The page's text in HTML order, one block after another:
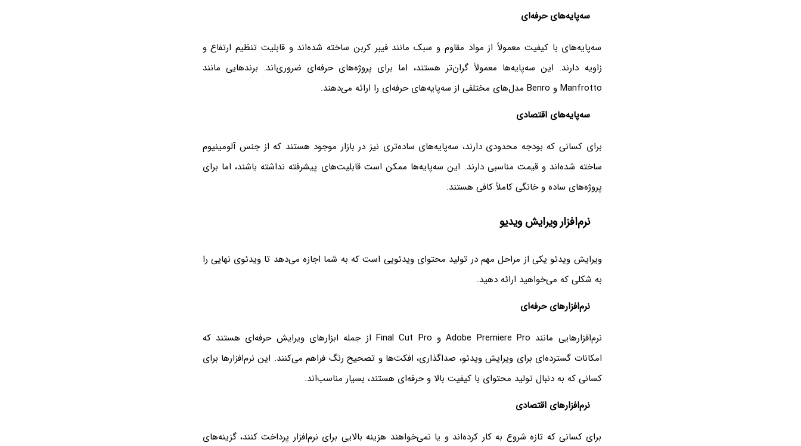
سه‌پایه‌های حرفه‌ای
سه‌پایه‌های با کیفیت معمولاً از مواد مقاوم و سبک مانند فیبر کربن ساخته شده‌اند و قابلیت تنظیم ارتفاع و
زاویه دارند. این سه‌پایه‌ها معمولاً گران‌تر هستند، اما برای پروژه‌های حرفه‌ای ضروری‌اند. برندهایی مانند
Manfrotto و Benro مدل‌های مختلفی از سه‌پایه‌های حرفه‌ای را ارائه می‌دهند.
سه‌پایه‌های اقتصادی
برای کسانی که بودجه محدودی دارند، سه‌پایه‌های ساده‌تری نیز در بازار موجود هستند که از جنس آلومینیوم
ساخته شده‌اند و قیمت مناسبی دارند. این سه‌پایه‌ها ممکن است قابلیت‌های پیشرفته نداشته باشند، اما برای
پروژه‌های ساده و خانگی کاملاً کافی هستند.
نرم‌افزار ویرایش ویدیو
ویرایش ویدئو یکی از مراحل مهم در تولید محتوای ویدئویی است که به شما اجازه می‌دهد تا ویدئوی نهایی را
به شکلی که می‌خواهید ارائه دهید.
نرم‌افزارهای حرفه‌ای
نرم‌افزارهایی مانند Adobe Premiere Pro و Final Cut Pro از جمله ابزارهای ویرایش حرفه‌ای هستند که
امکانات گسترده‌ای برای ویرایش ویدئو، صداگذاری، افکت‌ها و تصحیح رنگ فراهم می‌کنند. این نرم‌افزارها برای
کسانی که به دنبال تولید محتوای با کیفیت بالا و حرفه‌ای هستند، بسیار مناسب‌اند.
نرم‌افزارهای اقتصادی
برای کسانی که تازه شروع به کار کرده‌اند و یا نمی‌خواهند هزینه بالایی برای نرم‌افزار پرداخت کنند، گزینه‌های